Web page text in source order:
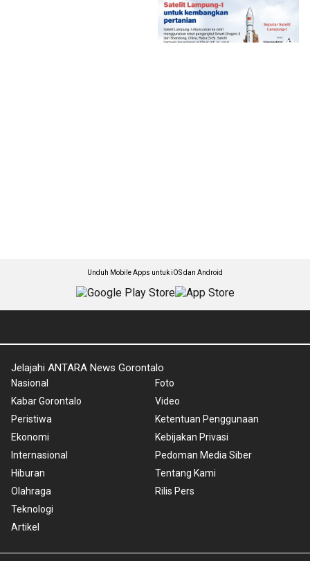
Unduh Mobile Apps untuk iOS dan Android
Jelajahi ANTARA News Gorontalo
Nasional
Kabar Gorontalo
Peristiwa
Ekonomi
Internasional
Hiburan
Olahraga
Teknologi
Artikel
Foto
Video
Ketentuan Penggunaan
Kebijakan Privasi
Pedoman Media Siber
Tentang Kami
Rilis Pers